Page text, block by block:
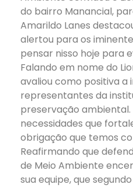
do bairro Manancial,
Amarildo Lanes
alertou para os
pensar nisso hoje para
Falando em nome do
avaliou como positiva a
representantes da
preservação ambiental.
necessidades que
obrigação que temos
Reafirmando que
de Meio Ambiente
sua equipe, que